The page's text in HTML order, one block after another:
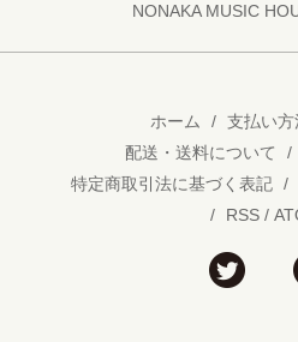
NONAKA MUSIC
ホーム / 支払い方
配送・送料について
/
特定商取引法に基づく表記 /
/
RSS /